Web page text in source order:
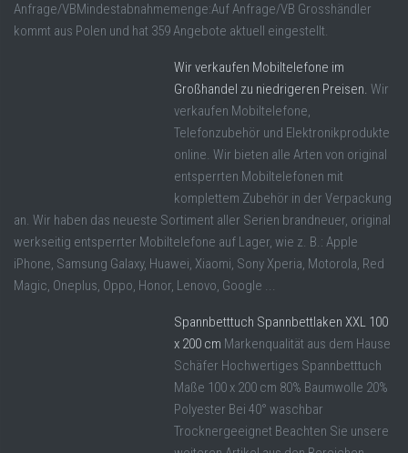
Anfrage/VBMindestabnahmemenge:Auf Anfrage/VB Grosshändler
kommt aus Polen und hat 359 Angebote aktuell eingestellt.
Wir verkaufen Mobiltelefone im
Großhandel zu niedrigeren Preisen. Wir
verkaufen Mobiltelefone,
Telefonzubehör und Elektronikprodukte
online. Wir bieten alle Arten von original
entsperrten Mobiltelefonen mit
komplettem Zubehör in der Verpackung
an. Wir haben das neueste Sortiment aller Serien brandneuer, original
werkseitig entsperrter Mobiltelefone auf Lager, wie z. B.: Apple
iPhone, Samsung Galaxy, Huawei, Xiaomi, Sony Xperia, Motorola, Red
Magic, Oneplus, Oppo, Honor, Lenovo, Google ...
Spannbetttuch Spannbettlaken XXL 100
x 200 cm Markenqualität aus dem Hause
Schäfer Hochwertiges Spannbetttuch
Maße 100 x 200 cm 80% Baumwolle 20%
Polyester Bei 40° waschbar
Trocknergeeignet Beachten Sie unsere